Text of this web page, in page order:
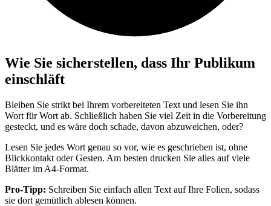
Wie Sie sicherstellen, dass Ihr Publikum
einschläft
Bleiben Sie strikt bei Ihrem vorbereiteten Text und lesen Sie ihn
Wort für Wort ab. Schließlich haben Sie viel Zeit in die Vorbereitung
gesteckt, und es wäre doch schade, davon abzuweichen, oder?
Lesen Sie jedes Wort genau so vor, wie es geschrieben ist, ohne
Blickkontakt oder Gesten. Am besten drucken Sie alles auf viele
Blätter im A4-Format.
Pro-Tipp: Schreiben Sie einfach allen Text auf Ihre Folien, sodass
sie dort gemütlich ablesen können.